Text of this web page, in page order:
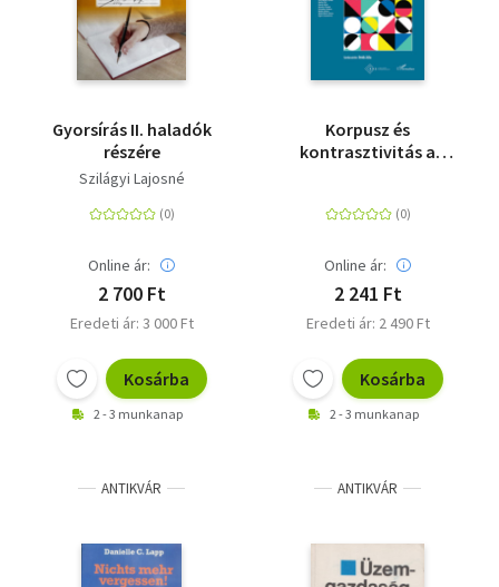
Gyorsírás II. haladók
részére
Szilágyi Lajosné
Online ár:
2 700 Ft
Eredeti ár: 3 000 Ft
Kosárba
2 - 3 munkanap
Korpusz és
kontrasztivitás a
gyakorlatában
Online ár:
2 241 Ft
Eredeti ár: 2 490 Ft
Kosárba
2 - 3 munkanap
ANTIKVÁR ANTIKVÁR